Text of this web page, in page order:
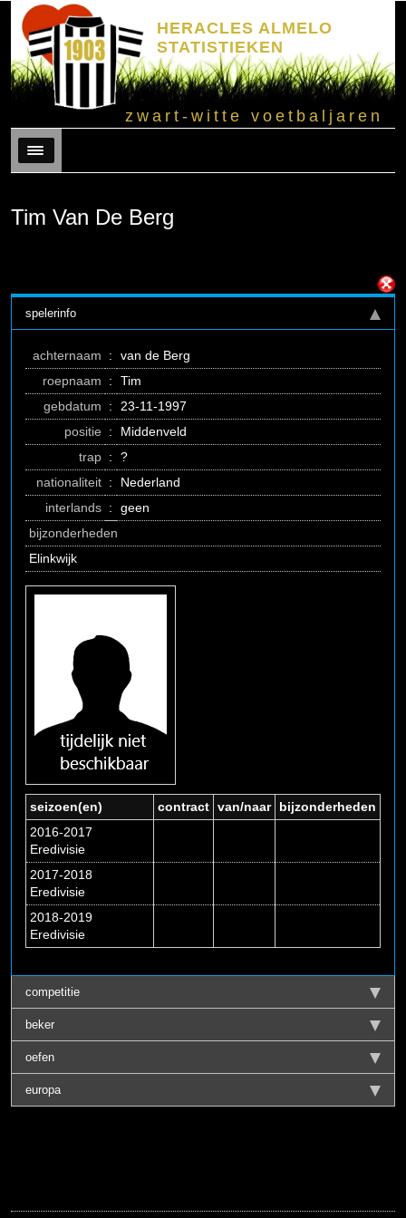
HERACLES ALMELO
STATISTIEKEN
zwart-witte voetbaljaren
Menu
Tim Van De Berg
spelerinfo
achternaam :
van de Berg
roepnaam
:
Tim
gebdatum
:
23-11-1997
positie :
Middenveld
trap :
?
nationaliteit :
Nederland
interlands :
geen
bijzonderheden
Elinkwijk
seizoen(en) contract van/naar
bijzonderheden
2016-2017
Eredivisie
2017-2018
Eredivisie
2018-2019
Eredivisie
competitie
beker
oefen
europa